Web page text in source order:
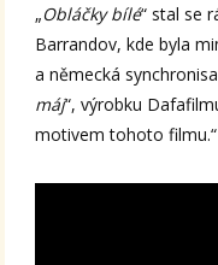
„Obláčky bílé“ stal se
Barrandov, kde byla
a německá
máj“, výrobku
motivem tohoto